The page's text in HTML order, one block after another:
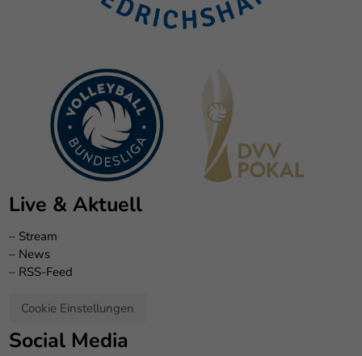
Live & Aktuell
– Stream
– News
– RSS-Feed
Cookie Einstellungen
Social Media